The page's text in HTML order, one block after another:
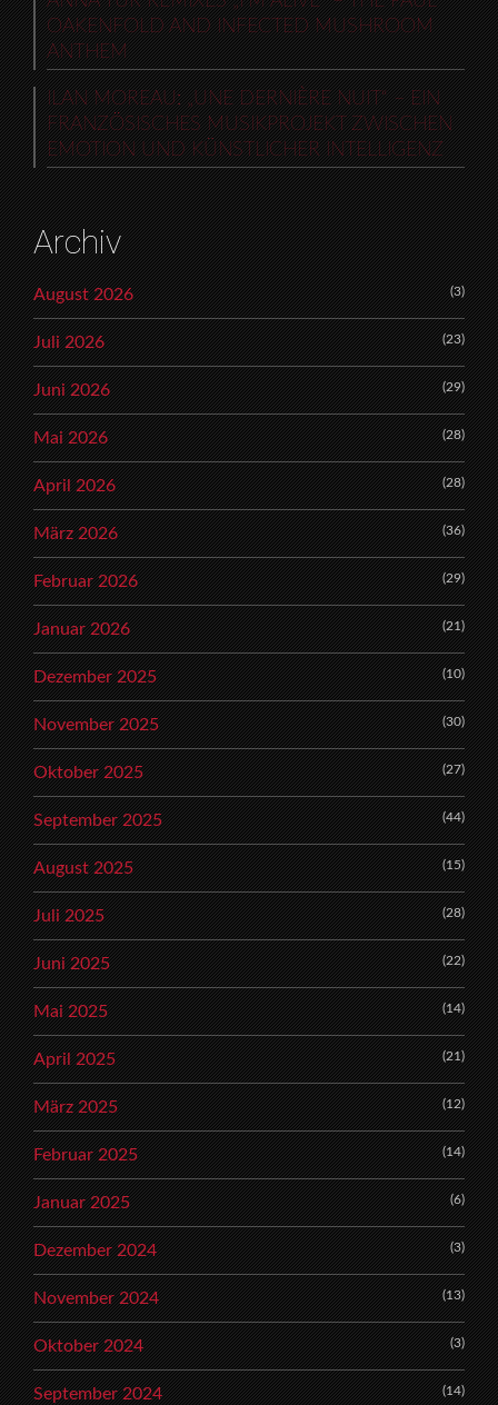
OAKENFOLD AND INFECTED MUSHROOM
ANTHEM
ILAN MOREAU: „UNE DERNIÈRE NUIT“ – EIN
FRANZÖSISCHES MUSIKPROJEKT ZWISCHEN
EMOTION UND KÜNSTLICHER INTELLIGENZ
Archiv
August 2026 (3)
Juli 2026 (23)
Juni 2026 (29)
Mai 2026 (28)
April 2026 (28)
März 2026 (36)
Februar 2026 (29)
Januar 2026 (21)
Dezember 2025 (10)
November 2025 (30)
Oktober 2025 (27)
September 2025 (44)
August 2025 (15)
Juli 2025 (28)
Juni 2025 (22)
Mai 2025 (14)
April 2025 (21)
März 2025 (12)
Februar 2025 (14)
Januar 2025 (6)
Dezember 2024 (3)
November 2024 (13)
Oktober 2024 (3)
September 2024 (14)